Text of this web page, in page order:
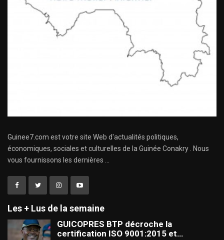
Guinee7.com est votre site Web d'actualités politiques,
économiques, sociales et culturelles de la Guinée Conakry . Nous
vous fournissons les dernières ...
Les + Lus de la semaine
GUICOPRES BTP décroche la
certification ISO 9001:2015 et…